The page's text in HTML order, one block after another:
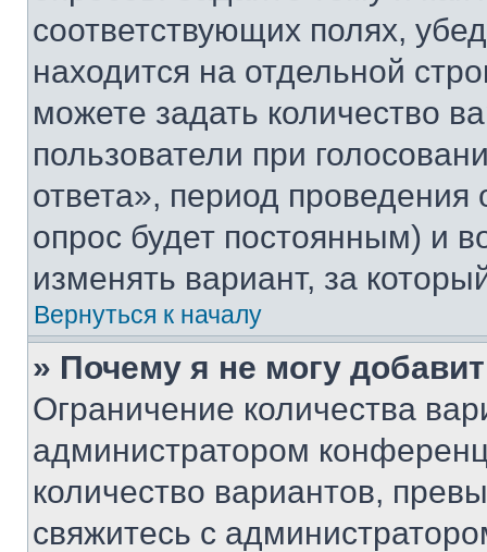
соответствующих полях,
находится на отдельной
можете задать количество
пользователи при
ответа», период проведения
опрос будет постоянным) и
изменять вариант, за
Вернуться к началу
» Почему я не могу
Ограничение количества
администратором
количество вариантов,
свяжитесь с